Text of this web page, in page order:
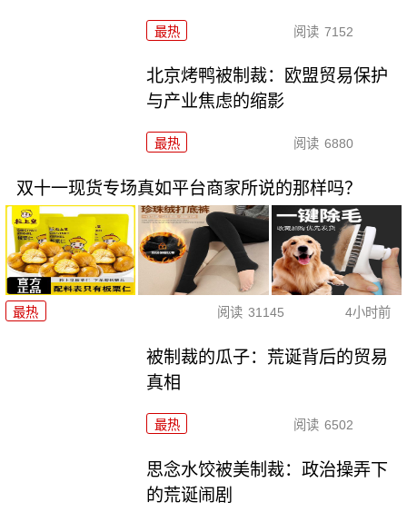
最热 阅读 7152
北京烤鸭被制裁：欧盟贸易保护
与产业焦虑的缩影
最热 阅读 6880
双十一现货专场真如平台商家所说的那样吗？
最热 阅读 31145 4小时前
被制裁的瓜子：荒诞背后的贸易
真相
最热 阅读 6502
思念水饺被美制裁：政治操弄下
的荒诞闹剧